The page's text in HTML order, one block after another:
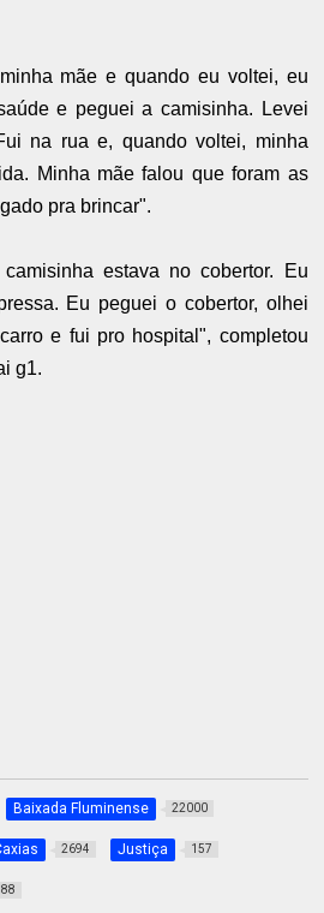
mãe e quando eu voltei, eu
e peguei a camisinha. Levei
na rua e, quando voltei, minha
Minha mãe falou que foram as
pra brincar".
estava no cobertor. Eu
Eu peguei o cobertor, olhei
e fui pro hospital", completou
g1.
Baixada Fluminense 22000
2694 Justiça 157